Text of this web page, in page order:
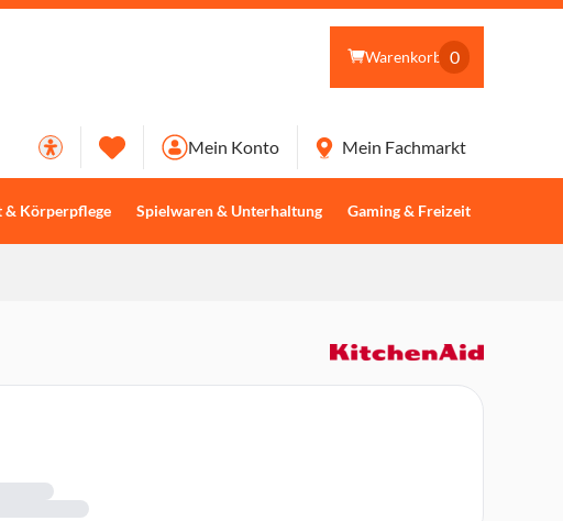
Warenkorb 0
& Körperpflege Spielwaren & Unterhaltung Gaming & Freizeit
Mein Konto Mein Fachmarkt